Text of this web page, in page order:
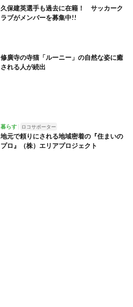
久保建英選手も過去に在籍！ サッカーク
ラブがメンバーを募集中!!
修廣寺の寺猫「ルーニー」の自然な姿に癒
される人が続出
暮らす ロコサポーター
地元で頼りにされる地域密着の『住まいの
プロ』（株）エリアプロジェクト